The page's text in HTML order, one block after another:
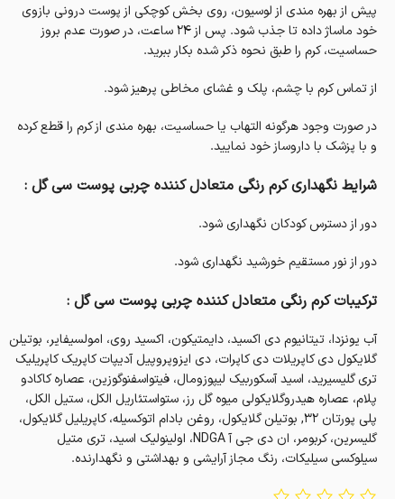
پیش از بهره مندی از لوسیون، روی بخش کوچکی از پوست درونی بازوی
خود ماساژ داده تا جذب شود. پس از ۲۴ ساعت، در صورت عدم بروز
حساسیت، کرم را طبق نحوه ذکر شده بکار ببرید.
از تماس کرم با چشم، پلک و غشای مخاطی پرهیز شود.
در صورت وجود هرگونه التهاب یا حساسیت، بهره مندی از کرم را قطع کرده
و با پزشک با داروساز خود نمایید.
شرایط نگهداری کرم رنگی متعادل کننده چربی پوست سی گل :
دور از دسترس کودکان نگهداری شود.
دور از نور مستقیم خورشید نگهداری شود.
ترکیبات کرم رنگی متعادل کننده چربی پوست سی گل :
آب یونزدا، تیتانیوم دی اکسید، دایمتیکون، اکسید روی، امولسیفایر، بوتیلن
گلایکول دی کاپریلات دی کاپرات، دی ایزوپروپیل آدیپات کاپریک کاپریلیک
تری گلیسیرید، اسید آسکوربیک لیپوزومال، فیتواسفنوگوزین، عصاره کاکادو
پلام، عصاره هیدروگلایکولی میوه گل رز، ستواستئاریل الکل، ستیل الکل،
پلی پورتان ۳۲, بوتیلن گلایکول، روغن بادام اتوکسیله، کاپریلیل گلایکول،
گلیسرین، کربومر، ان دی جی آ NDGA، اولینولیک اسید، تری متیل
سیلوکسی سیلیکات، رنگ مجاز آرایشی و بهداشتی و نگهدارنده.